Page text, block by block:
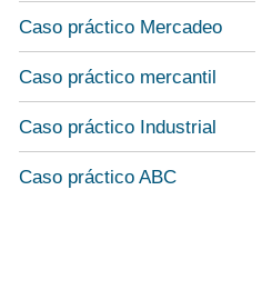
Caso práctico Mercadeo
Caso práctico mercantil
Caso práctico Industrial
Caso práctico ABC